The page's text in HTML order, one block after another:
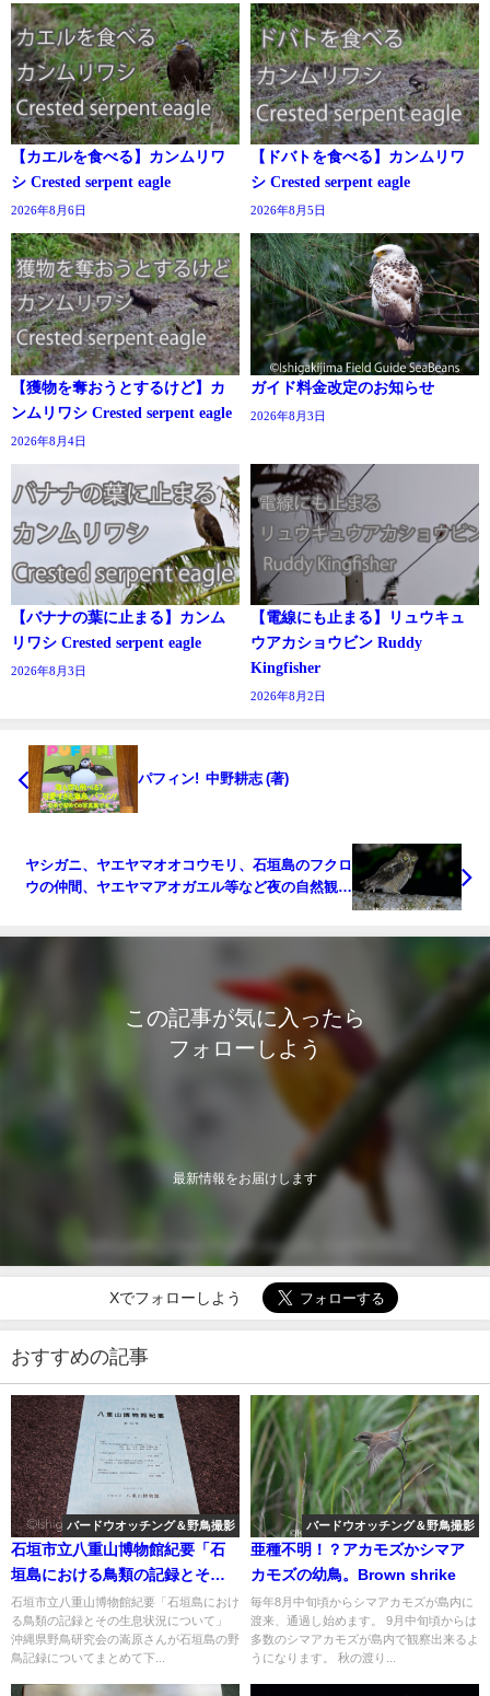
【カエルを食べる】カンムリワ
シ Crested serpent eagle
2026年8月6日
【ドバトを食べる】カンムリワ
シ Crested serpent eagle
2026年8月5日
【獲物を奪おうとするけど】カ
ンムリワシ Crested serpent eagle
2026年8月4日
ガイド料金改定のお知らせ
2026年8月3日
【バナナの葉に止まる】カンム
リワシ Crested serpent eagle
2026年8月3日
【電線にも止まる】リュウキュ
ウアカショウビン Ruddy
Kingfisher
2026年8月2日
パフィン! 中野耕志 (著)
ヤシガニ、ヤエヤマオオコウモリ、石垣島のフクロ
ウの仲間、ヤエヤマアオガエル等など夜の自然観察
この記事が気に入ったら
フォローしよう
最新情報をお届けします
Xでフォローしよう
おすすめの記事
バードウオッチング＆野鳥撮影
石垣市立八重山博物館紀要「石
垣島における鳥類の記録とその
生息状況について」
石垣市立八重山博物館紀要「石垣島におけ
る鳥類の記録とその生息状況について」
沖縄県野鳥研究会の嵩原さんが石垣島の野
鳥記録についてまとめて下...
バードウオッチング＆野鳥撮影
亜種不明！？アカモズかシマア
カモズの幼鳥。Brown shrike
毎年8月中旬頃からシマアカモズが島内に
渡来、通過し始めます。 9月中旬頃からは
多数のシマアカモズが島内で観察出来るよ
うになります。 秋の渡り...